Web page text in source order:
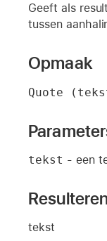
Geeft als
tussen
Opmaak
Quote
tekst - een
tekst